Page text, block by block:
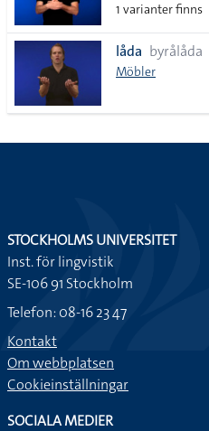
1 varianter finns
låda byrålåda
Möbler
STOCKHOLMS UNIVERSITET
Inst. för lingvistik
SE-106 91 Stockholm
Telefon: 08-16 23 47
Kontakt
Om webbplatsen
Cookieinställningar
SOCIALA MEDIER